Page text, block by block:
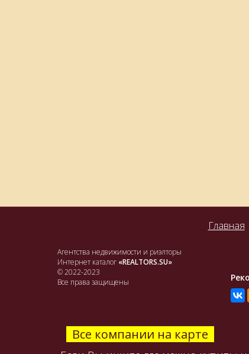
Главная
Агентства недвижимости и риэлторы
Интернет каталог «REALTORS.SU»
© 2022-2023
Все права защищены
Все компании на карте